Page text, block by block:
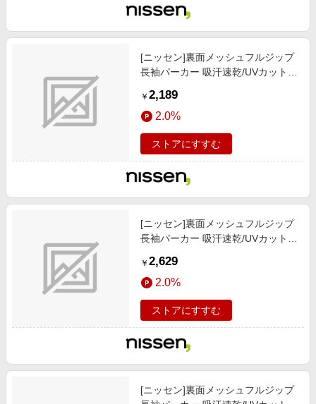
[ニッセン]裏面メッシュフルジップ
長袖パーカー 吸汗速乾/UVカット/
ーカー/ロイヤルブルー
￥ 2,189
2.0%
ストアにすすむ
[ニッセン]裏面メッシュフルジップ
長袖パーカー 吸汗速乾/UVカット/
ーカー/ロイヤルブルー
￥ 2,629
2.0%
ストアにすすむ
[ニッセン]裏面メッシュフルジップ